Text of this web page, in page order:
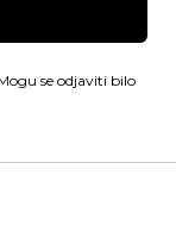
se odjaviti bilo